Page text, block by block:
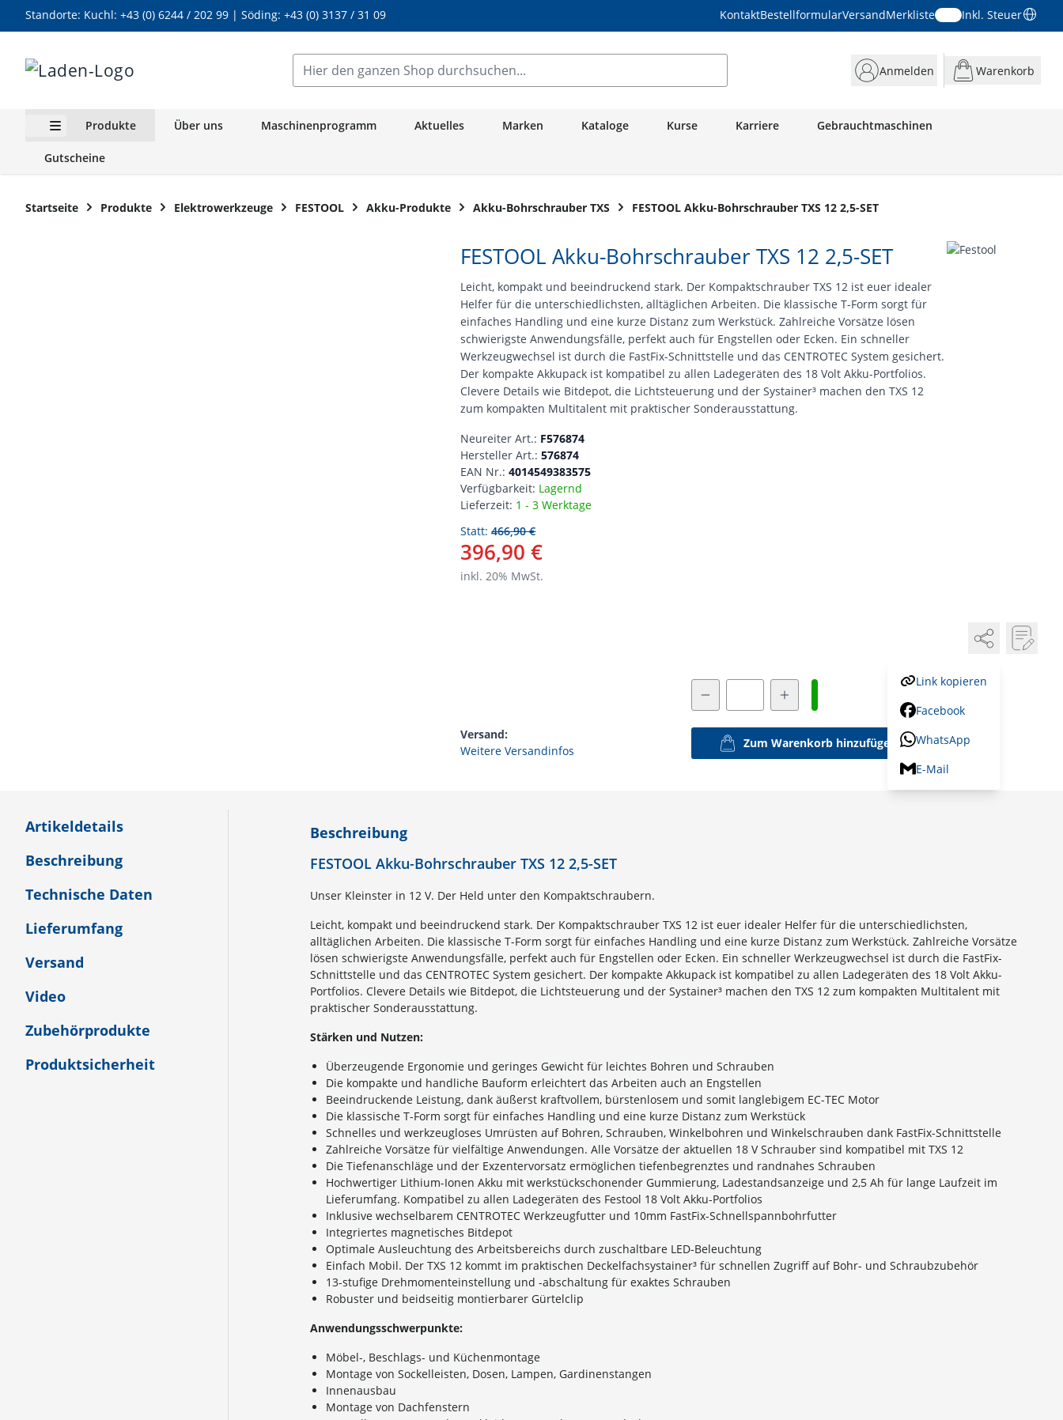
Standorte: Kuchl: +43 (0) 6244 / 202 99 | Söding: +43 (0) 3137 / 31 09 KontaktBestellformularVersandMerkliste
Inkl. Steuer
Hier den ganzen Shop durchsuchen...
Anmelden Warenkorb
Produkte Über uns Maschinenprogramm Aktuelles Marken Kataloge Kurse Karriere Gebrauchtmaschinen
Gutscheine
Startseite Produkte Elektrowerkzeuge FESTOOL Akku-Produkte Akku-Bohrschrauber TXS FESTOOL Akku-Bohrschrauber TXS 12 2,5-SET
FESTOOL Akku-Bohrschrauber TXS 12 2,5-SET
Leicht, kompakt und beeindruckend stark. Der Kompaktschrauber TXS 12 ist euer idealer
Helfer für die unterschiedlichsten, alltäglichen Arbeiten. Die klassische T-Form sorgt für
einfaches Handling und eine kurze Distanz zum Werkstück. Zahlreiche Vorsätze lösen
schwierigste Anwendungsfälle, perfekt auch für Engstellen oder Ecken. Ein schneller
Werkzeugwechsel ist durch die FastFix-Schnittstelle und das CENTROTEC System gesichert.
Der kompakte Akkupack ist kompatibel zu allen Ladegeräten des 18 Volt Akku-Portfolios.
Clevere Details wie Bitdepot, die Lichtsteuerung und der Systainer³ machen den TXS 12
zum kompakten Multitalent mit praktischer Sonderausstattung.
Neureiter Art.: F576874
Hersteller Art.: 576874
EAN Nr.: 4014549383575
Verfügbarkeit: Lagernd
Lieferzeit: 1 - 3 Werktage
Statt: 466,90 €
396,90 €
inkl.20% MwSt.
Versand:
Weitere Versandinfos
Link kopieren
Facebook
WhatsApp
E-Mail
Zum Warenkorb hinzufügen
Artikeldetails
Beschreibung
Technische Daten
Lieferumfang
Versand
Video
Zubehörprodukte
Produktsicherheit
Beschreibung
FESTOOL Akku-Bohrschrauber TXS 12 2,5-SET
Unser Kleinster in 12 V. Der Held unter den Kompaktschraubern.
Leicht, kompakt und beeindruckend stark. Der Kompaktschrauber TXS 12 ist euer idealer Helfer für die unterschiedlichsten,
alltäglichen Arbeiten. Die klassische T-Form sorgt für einfaches Handling und eine kurze Distanz zum Werkstück. Zahlreiche Vorsätze
lösen schwierigste Anwendungsfälle, perfekt auch für Engstellen oder Ecken. Ein schneller Werkzeugwechsel ist durch die FastFix-
Schnittstelle und das CENTROTEC System gesichert. Der kompakte Akkupack ist kompatibel zu allen Ladegeräten des 18 Volt Akku-
Portfolios. Clevere Details wie Bitdepot, die Lichtsteuerung und der Systainer³ machen den TXS 12 zum kompakten Multitalent mit
praktischer Sonderausstattung.
Stärken und Nutzen:
Überzeugende Ergonomie und geringes Gewicht für leichtes Bohren und Schrauben
Die kompakte und handliche Bauform erleichtert das Arbeiten auch an Engstellen
Beeindruckende Leistung, dank äußerst kraftvollem, bürstenlosem und somit langlebigem EC-TEC Motor
Die klassische T-Form sorgt für einfaches Handling und eine kurze Distanz zum Werkstück
Schnelles und werkzeugloses Umrüsten auf Bohren, Schrauben, Winkelbohren und Winkelschrauben dank FastFix-Schnittstelle
Zahlreiche Vorsätze für vielfältige Anwendungen. Alle Vorsätze der aktuellen 18 V Schrauber sind kompatibel mit TXS 12
Die Tiefenanschläge und der Exzentervorsatz ermöglichen tiefenbegrenztes und randnahes Schrauben
Hochwertiger Lithium-Ionen Akku mit werkstückschonender Gummierung, Ladestandsanzeige und 2,5 Ah für lange Laufzeit im
Lieferumfang. Kompatibel zu allen Ladegeräten des Festool 18 Volt Akku-Portfolios
Inklusive wechselbarem CENTROTEC Werkzeugfutter und 10mm FastFix-Schnellspannbohrfutter
Integriertes magnetisches Bitdepot
Optimale Ausleuchtung des Arbeitsbereichs durch zuschaltbare LED-Beleuchtung
Einfach Mobil. Der TXS 12 kommt im praktischen Deckelfachsystainer³ für schnellen Zugriff auf Bohr- und Schraubzubehör
13-stufige Drehmomenteinstellung und -abschaltung für exaktes Schrauben
Robuster und beidseitig montierbarer Gürtelclip
Anwendungsschwerpunkte:
Möbel-, Beschlags- und Küchenmontage
Montage von Sockelleisten, Dosen, Lampen, Gardinenstangen
Innenausbau
Montage von Dachfenstern